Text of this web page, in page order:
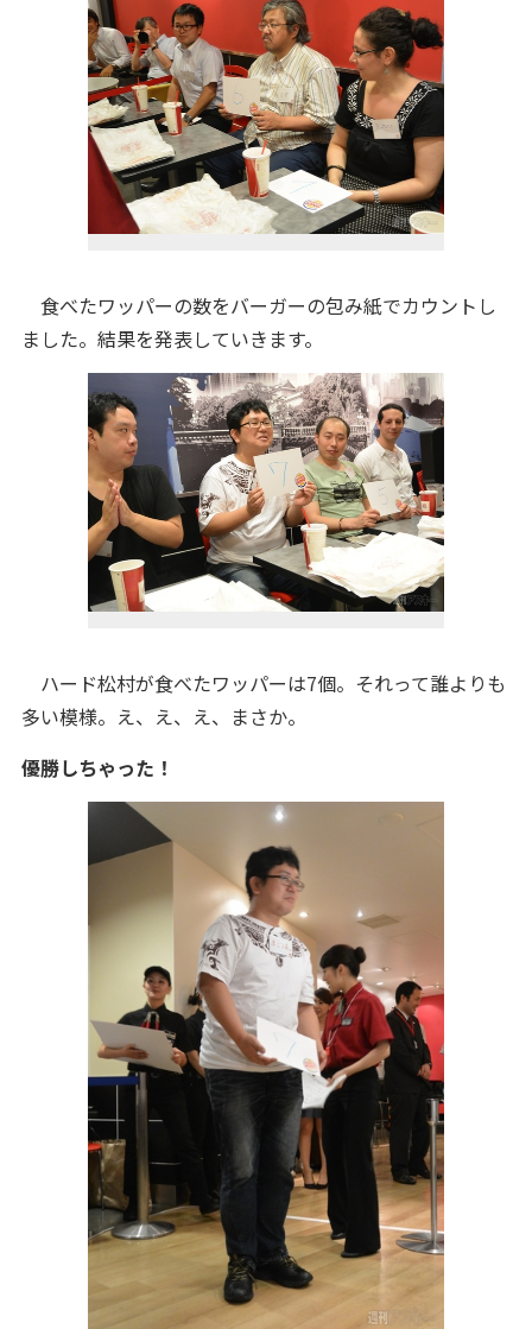
食べたワッパーの数をバーガーの包み紙でカウントし
ました。結果を発表していきます。
ハード松村が食べたワッパーは7個。それって誰よりも
多い模様。え、え、え、まさか。
優勝しちゃった！